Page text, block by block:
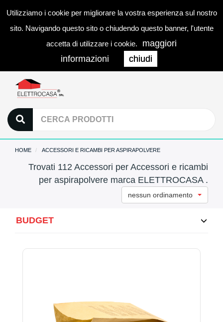
Utilizziamo i cookie per migliorare la vostra esperienza sul nostro
sito. Navigando questo sito o chiudendo questo banner, l'utente
accetta di utilizzare i cookie.
maggiori
informazioni
chiudi
0
HOME ACCESSORI E RICAMBI PER ASPIRAPOLVERE
Trovati 112 Accessori per Accessori e ricambi
per aspirapolvere marca ELETTROCASA .
nessun ordinamento
BUDGET